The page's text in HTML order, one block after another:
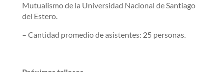
Mutualismo de la Universidad Nacional de Santiago
del Estero.
– Cantidad promedio de asistentes: 25 personas.